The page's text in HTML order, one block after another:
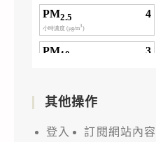
其他操作
登入
訂閱網站內